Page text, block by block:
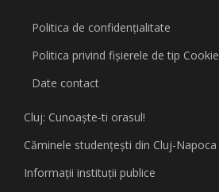
Politica de confidențialitate
Politica privind fişierele de tip Cookie
Date contact
Cluj: Cunoaşte-ti orasul!
Căminele studenţeşti din Cluj-Napoca
Informaţii instituţii publice